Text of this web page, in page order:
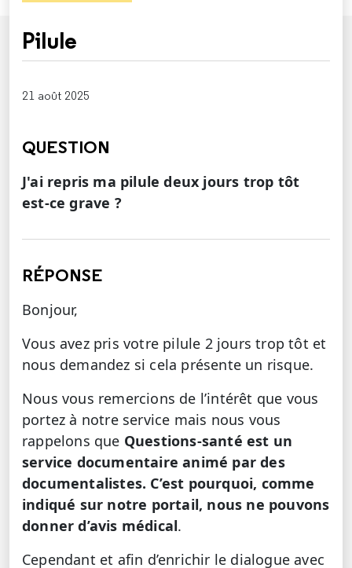
Pilule
21 août 2025
QUESTION
J'ai repris ma pilule deux jours trop tôt
est-ce grave ?
RÉPONSE
Bonjour,
Vous avez pris votre pilule 2 jours trop tôt et
nous demandez si cela présente un risque.
Nous vous remercions de l’intérêt que vous
portez à notre service mais nous vous
rappelons que Questions-santé est un
service documentaire animé par des
documentalistes. C’est pourquoi, comme
indiqué sur notre portail, nous ne pouvons
donner d’avis médical.
Cependant et afin d’enrichir le dialogue avec